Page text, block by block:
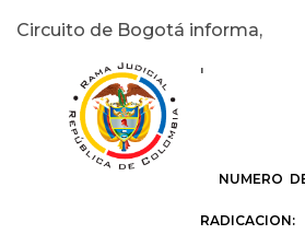
Circuito de Bogotá informa,
'
NUMERO
RADICACION: